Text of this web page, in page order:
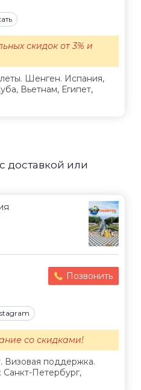
Шенген. Испания,
Вьетнам, Египет,
скидок от 3% и
доставкой или
Позвонить
Визовая поддержка.
Петербург,
со скидками!